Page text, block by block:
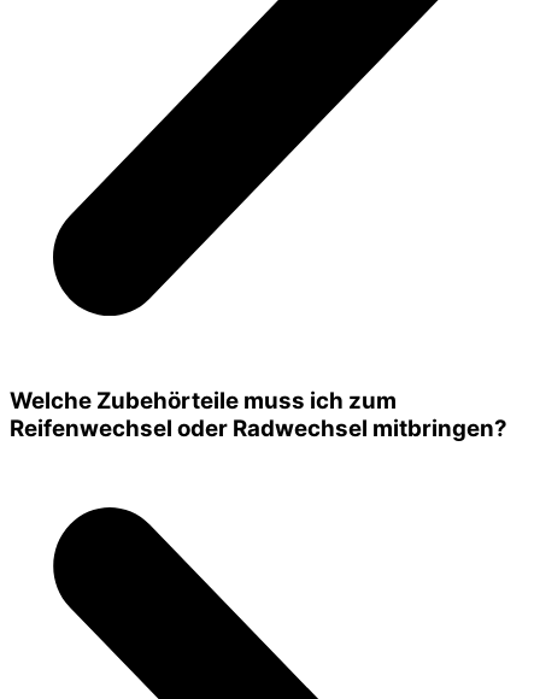
Welche Zubehörteile muss ich zum
Reifenwechsel oder Radwechsel mitbringen?